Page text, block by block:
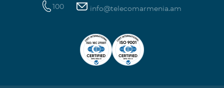
100 info@telecomarmenia.am